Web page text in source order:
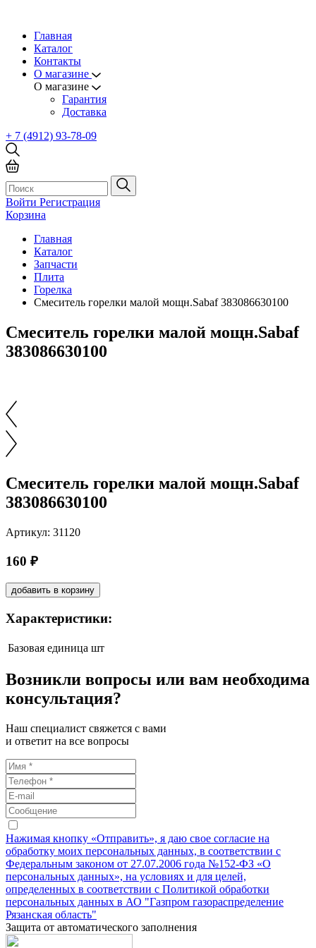
Главная
Каталог
Контакты
О магазине
О магазине
Гарантия
Доставка
+ 7 (4912) 93-78-09
Войти Регистрация
Корзина
Главная
Каталог
Запчасти
Плита
Горелка
Смеситель горелки малой мощн.Sabaf 383086630100
Смеситель горелки малой мощн.Sabaf
383086630100
Смеситель горелки малой мощн.Sabaf
383086630100
Артикул: 31120
160 ₽
добавить в корзину
Характеристики:
Базовая единица шт
Возникли вопросы или вам необходима
консультация?
Наш специалист свяжется с вами
и ответит на все вопросы
Нажимая кнопку «Отправить», я даю свое согласие на
обработку моих персональных данных, в соответствии с
Федеральным законом от 27.07.2006 года №152-ФЗ «О
персональных данных», на условиях и для целей,
определенных в соответствии с Политикой обработки
персональных данных в АО "Газпром газораспределение
Рязанская область"
Защита от автоматического заполнения